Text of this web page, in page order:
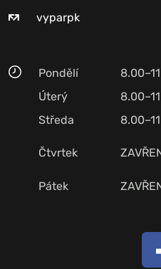
vyparpk
Pondělí
Úterý
Středa
Čtvrtek
Pátek